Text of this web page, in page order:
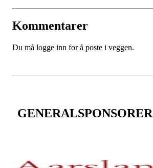
Kommentarer
Du må logge inn for å poste i veggen.
GENERALSPONSORER